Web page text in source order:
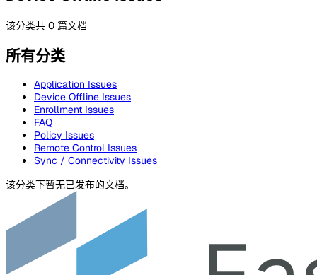
该分类共 0 篇文档
所有分类
Application Issues
Device Offline Issues
Enrollment Issues
FAQ
Policy Issues
Remote Control Issues
Sync / Connectivity Issues
该分类下暂无已发布的文档。